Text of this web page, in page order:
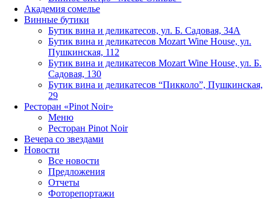
Академия сомелье
Винные бутики
Бутик вина и деликатесов, ул. Б. Садовая, 34А
Бутик вина и деликатесов Mozart Wine House, ул.
Пушкинская, 112
Бутик вина и деликатесов Mozart Wine House, ул. Б.
Садовая, 130
Бутик вина и деликатесов “Пикколо”, Пушкинская,
29
Ресторан «Pinot Noir»
Меню
Ресторан Pinot Noir
Вечера со звездами
Новости
Все новости
Предложения
Отчеты
Фоторепортажи